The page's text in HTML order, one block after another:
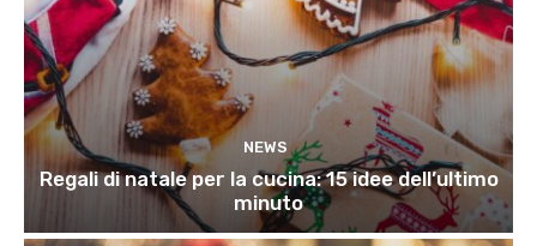
NEWS
Regali di natale per la cucina: 15 idee dell’ultimo
minuto